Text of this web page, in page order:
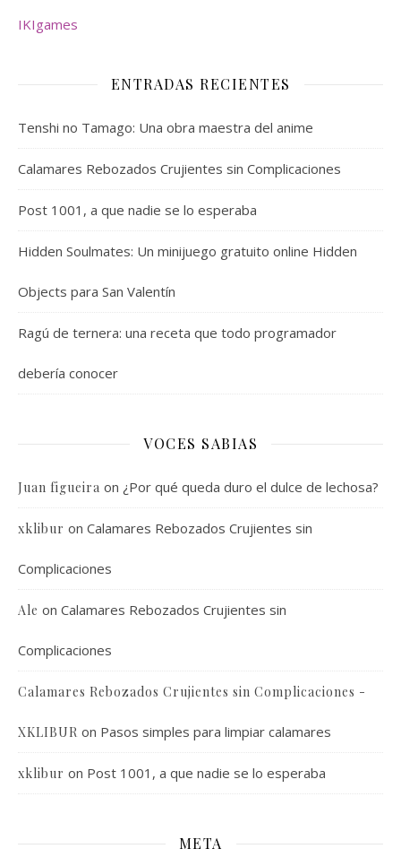
IKIgames
ENTRADAS RECIENTES
Tenshi no Tamago: Una obra maestra del anime
Calamares Rebozados Crujientes sin Complicaciones
Post 1001, a que nadie se lo esperaba
Hidden Soulmates: Un minijuego gratuito online Hidden
Objects para San Valentín
Ragú de ternera: una receta que todo programador
debería conocer
VOCES SABIAS
Juan figueira on ¿Por qué queda duro el dulce de lechosa?
xklibur on Calamares Rebozados Crujientes sin
Complicaciones
Ale on Calamares Rebozados Crujientes sin
Complicaciones
Calamares Rebozados Crujientes sin Complicaciones -
XKLIBUR on Pasos simples para limpiar calamares
xklibur on Post 1001, a que nadie se lo esperaba
META